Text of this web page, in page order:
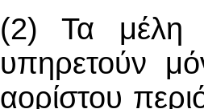
(2) Τα μέλη
υπηρετούν
αορίστου